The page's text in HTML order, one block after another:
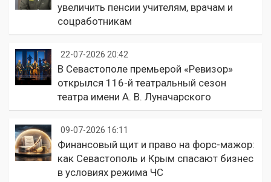
увеличить пенсии учителям, врачам и
соцработникам
22-07-2026 20:42
В Севастополе премьерой «Ревизор»
открылся 116-й театральный сезон
театра имени А. В. Луначарского
09-07-2026 16:11
Финансовый щит и право на форс-мажор:
как Севастополь и Крым спасают бизнес
в условиях режима ЧС